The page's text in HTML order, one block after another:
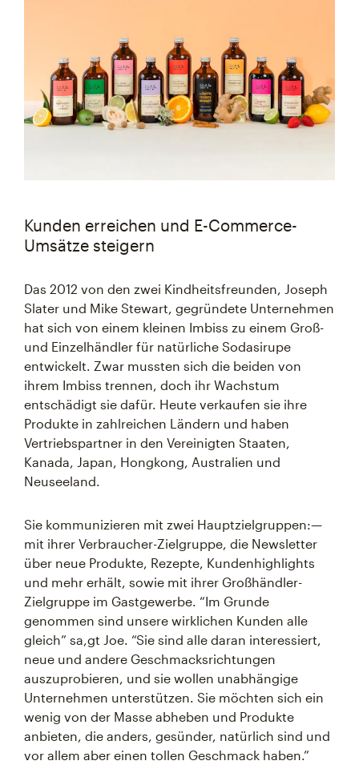
Kunden erreichen und E-Commerce-
Umsätze steigern
Das 2012 von den zwei Kindheitsfreunden, Joseph
Slater und Mike Stewart, gegründete Unternehmen
hat sich von einem kleinen Imbiss zu einem Groß-
und Einzelhändler für natürliche Sodasirupe
entwickelt. Zwar mussten sich die beiden von
ihrem Imbiss trennen, doch ihr Wachstum
entschädigt sie dafür. Heute verkaufen sie ihre
Produkte in zahlreichen Ländern und haben
Vertriebspartner in den Vereinigten Staaten,
Kanada, Japan, Hongkong, Australien und
Neuseeland.
Sie kommunizieren mit zwei Hauptzielgruppen:—
mit ihrer Verbraucher-Zielgruppe, die Newsletter
über neue Produkte, Rezepte, Kundenhighlights
und mehr erhält, sowie mit ihrer Großhändler-
Zielgruppe im Gastgewerbe. “Im Grunde
genommen sind unsere wirklichen Kunden alle
gleich” sa,gt Joe. “Sie sind alle daran interessiert,
neue und andere Geschmacksrichtungen
auszuprobieren, und sie wollen unabhängige
Unternehmen unterstützen. Sie möchten sich ein
wenig von der Masse abheben und Produkte
anbieten, die anders, gesünder, natürlich sind und
vor allem aber einen tollen Geschmack haben.”